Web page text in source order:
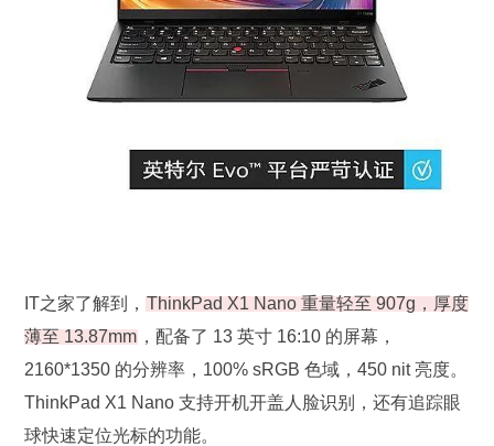
IT之家了解到， ThinkPad X1 Nano 重量轻至 907g，厚度
薄至 13.87mm ，配备了 13 英寸 16:10 的屏幕，
2160*1350 的分辨率，100% sRGB 色域，450 nit 亮度。
ThinkPad X1 Nano 支持开机开盖人脸识别，还有追踪眼
球快速定位光标的功能。